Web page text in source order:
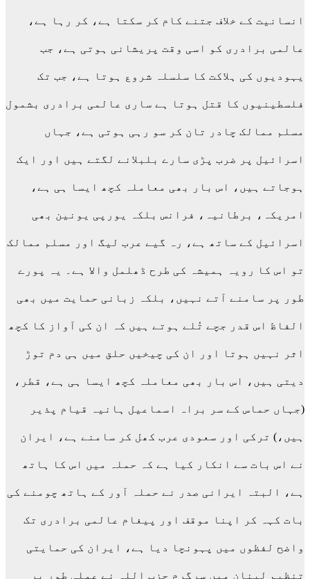
انسانیت کے خلاف جتنے کام کر سکتا ہے، کر رہا ہے،
عالمی برادری کو اسی وقت پریشانی ہوتی ہے، جب
یہودیوں کی ہلاکت کا سلسلہ شروع ہوتا ہے، جب تک
فلسطینیوں کا قتل ہوتا ہے ساری عالمی برادری بشمول
مسلم ممالک چادر تان کر سو رہی ہوتی ہے، جہاں
اسرائیل پر ضرب پڑی سارے بلبلانے لگتے ہیں اور ایک
ہوجاتے ہیں، اس بار بھی معاملہ کچھ ایسا ہی ہے،
امریکہ، برطانیہ، فرانس بلکہ یورپی یونین بھی
اسرائیل کے ساتھ ہے، رہ گیے عرب لیگ اور مسلم ممالک
تو اس کا رویہ ہمیشہ کی طرح ڈھلمل والا ہے۔ یہ پورے
طور پر سامنے آتے نہیں، بلکہ زبانی حمایت میں بھی
الفاظ اس قدر جچے تُلے ہوتے ہیں کہ ان کی آواز کا کچھ
اثر نہیں ہوتا اور ان کی چیخیں حلق میں ہی دم توڑ
دیتی ہیں، اس بار بھی معاملہ کچھ ایسا ہی ہے، قطر،
(جہاں حماس کے سر براہ اسماعیل ہانیہ قیام پذیر
ہیں،) ترکی اور سعودی عرب کھل کر سامنے ہے، ایران
نے اس بات سے انکار کیا ہے کہ حملہ میں اس کا ہاتھ
ہے، البتہ ایرانی صدر نے حملہ آور کے ہاتھ چومنے کی
بات کہہ کر اپنا موقف اور پیغام عالمی برادری تک
واضح لفظوں میں پہونچا دیا ہے، ایران کی حمایتی
تنظیم لبنان میں سرگرم حزب اللہ نے عملی طور پر